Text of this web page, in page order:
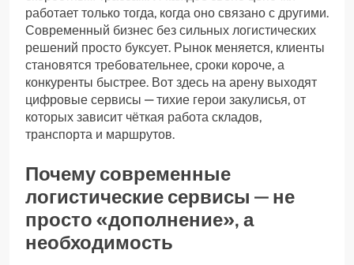
работает только тогда, когда оно связано с другими.
Современный бизнес без сильных логистических
решений просто буксует. Рынок меняется, клиенты
становятся требовательнее, сроки короче, а
конкуренты быстрее. Вот здесь на арену выходят
цифровые сервисы — тихие герои закулисья, от
которых зависит чёткая работа складов,
транспорта и маршрутов.
Почему современные
логистические сервисы — не
просто «дополнение», а
необходимость